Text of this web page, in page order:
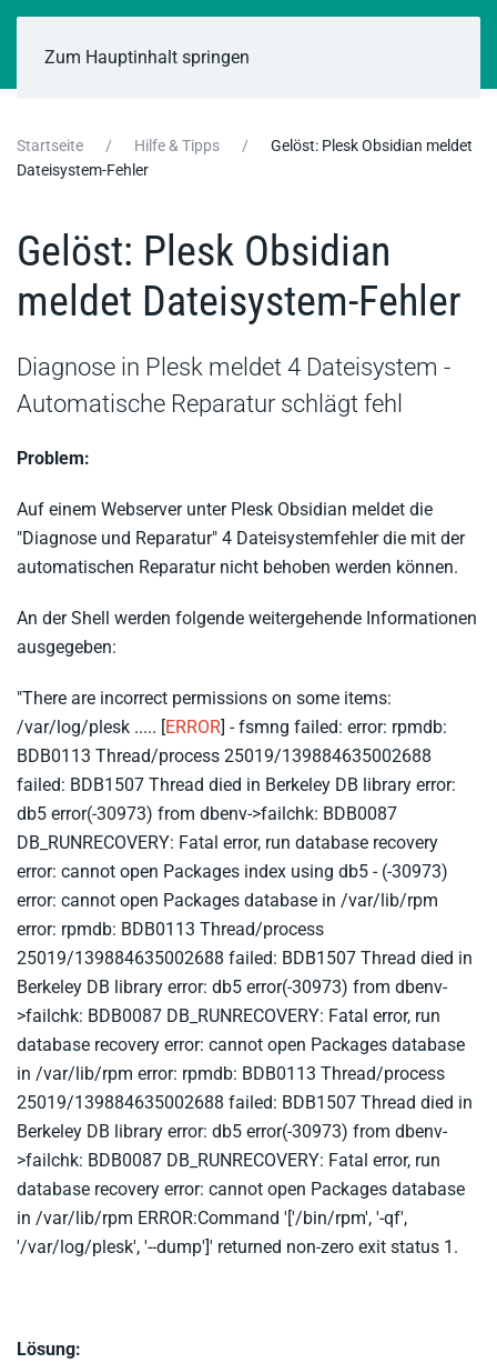
Zum Hauptinhalt springen
Startseite Hilfe & Tipps
Gelöst: Plesk Obsidian meldet
Dateisystem-Fehler
Gelöst: Plesk Obsidian
meldet Dateisystem-Fehler
Diagnose in Plesk meldet 4 Dateisystem -
Automatische Reparatur schlägt fehl
Problem:
Auf einem Webserver unter Plesk Obsidian meldet die
"Diagnose und Reparatur" 4 Dateisystemfehler die mit der
automatischen Reparatur nicht behoben werden können.
An der Shell werden folgende weitergehende Informationen
ausgegeben:
"There are incorrect permissions on some items:
/var/log/plesk ..... [ERROR] - fsmng failed: error: rpmdb:
BDB0113 Thread/process 25019/139884635002688
failed: BDB1507 Thread died in Berkeley DB library error:
db5 error(-30973) from dbenv->failchk: BDB0087
DB_RUNRECOVERY: Fatal error, run database recovery
error: cannot open Packages index using db5 - (-30973)
error: cannot open Packages database in /var/lib/rpm
error: rpmdb: BDB0113 Thread/process
25019/139884635002688 failed: BDB1507 Thread died in
Berkeley DB library error: db5 error(-30973) from dbenv-
>failchk: BDB0087 DB_RUNRECOVERY: Fatal error, run
database recovery error: cannot open Packages database
in /var/lib/rpm error: rpmdb: BDB0113 Thread/process
25019/139884635002688 failed: BDB1507 Thread died in
Berkeley DB library error: db5 error(-30973) from dbenv-
>failchk: BDB0087 DB_RUNRECOVERY: Fatal error, run
database recovery error: cannot open Packages database
in /var/lib/rpm ERROR:Command '['/bin/rpm', '-qf',
'/var/log/plesk', '--dump']' returned non-zero exit status 1.
Lösung: